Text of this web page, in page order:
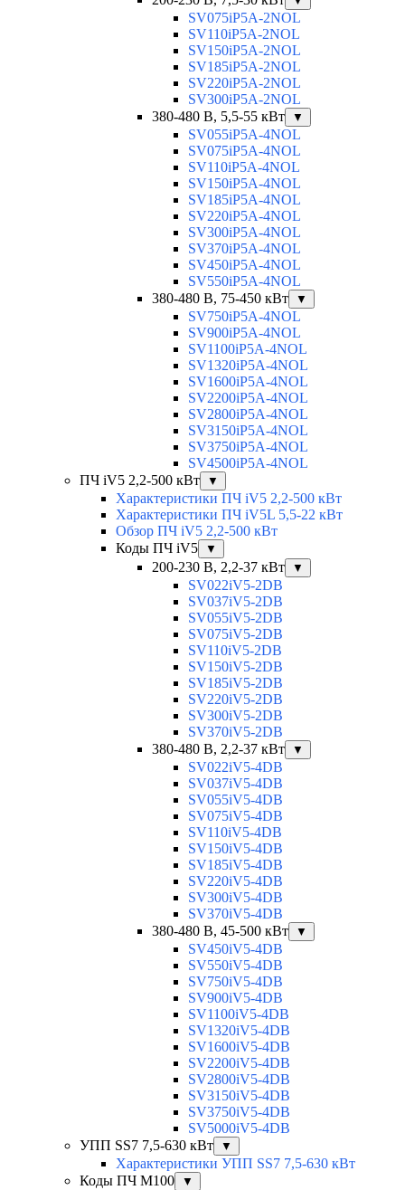
SV075iP5A-2NOL
SV110iP5A-2NOL
SV150iP5A-2NOL
SV185iP5A-2NOL
SV220iP5A-2NOL
SV300iP5A-2NOL
380-480 В, 5,5-55 кВт
▼
SV055iP5A-4NOL
SV075iP5A-4NOL
SV110iP5A-4NOL
SV150iP5A-4NOL
SV185iP5A-4NOL
SV220iP5A-4NOL
SV300iP5A-4NOL
SV370iP5A-4NOL
SV450iP5A-4NOL
SV550iP5A-4NOL
380-480 В, 75-450 кВт
▼
SV750iP5A-4NOL
SV900iP5A-4NOL
SV1100iP5A-4NOL
SV1320iP5A-4NOL
SV1600iP5A-4NOL
SV2200iP5A-4NOL
SV2800iP5A-4NOL
SV3150iP5A-4NOL
SV3750iP5A-4NOL
SV4500iP5A-4NOL
ПЧ iV5 2,2-500 кВт
▼
Характеристики ПЧ iV5 2,2-500 кВт
Характеристики ПЧ iV5L 5,5-22 кВт
Обзор ПЧ iV5 2,2-500 кВт
Коды ПЧ iV5
▼
200-230 В, 2,2-37 кВт ▼
SV022iV5-2DB
SV037iV5-2DB
SV055iV5-2DB
SV075iV5-2DB
SV110iV5-2DB
SV150iV5-2DB
SV185iV5-2DB
SV220iV5-2DB
SV300iV5-2DB
SV370iV5-2DB
380-480 В, 2,2-37 кВт
▼
SV022iV5-4DB
SV037iV5-4DB
SV055iV5-4DB
SV075iV5-4DB
SV110iV5-4DB
SV150iV5-4DB
SV185iV5-4DB
SV220iV5-4DB
SV300iV5-4DB
SV370iV5-4DB
380-480 В, 45-500 кВт
▼
SV450iV5-4DB
SV550iV5-4DB
SV750iV5-4DB
SV900iV5-4DB
SV1100iV5-4DB
SV1320iV5-4DB
SV1600iV5-4DB
SV2200iV5-4DB
SV2800iV5-4DB
SV3150iV5-4DB
SV3750iV5-4DB
SV5000iV5-4DB
УПП SS7 7,5-630 кВт
▼
Характеристики УПП SS7 7,5-630 кВт
Коды ПЧ М100
▼